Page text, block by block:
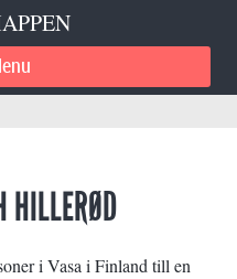
HILLERØD
i Vasa i Finland till en